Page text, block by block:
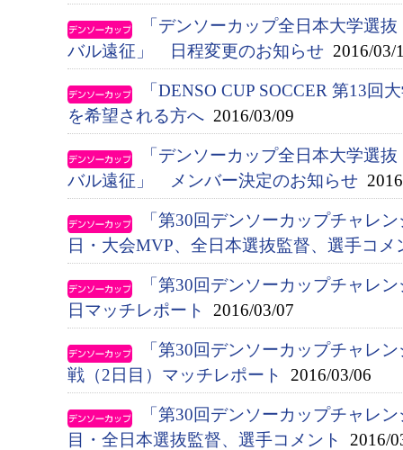
「デンソーカップ全日本大学選
バル遠征」 日程変更のお知らせ 2016/03/
「DENSO CUP SOCCER 第13回
を希望される方へ 2016/03/09
「デンソーカップ全日本大学選
バル遠征」 メンバー決定のお知らせ
「第30回デンソーカップチャレ
日・大会MVP、全日本選抜監督、選手コメ
「第30回デンソーカップチャレ
日マッチレポート
2016/03/07
「第30回デンソーカップチャレ
戦（2日目）マッチレポート
2016/03/06
「第30回デンソーカップチャレ
目・全日本選抜監督、選手コメント
2016/